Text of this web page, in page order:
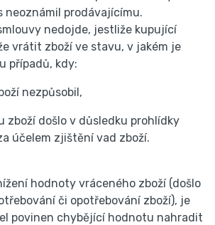
neoznámil prodávajícímu.
nedojde, jestliže kupující
vrátit zboží ve stavu, v jakém je
případů, kdy:
nezpůsobil,
zboží došlo v důsledku prohlídky
účelem zjištění vad zboží.
hodnoty vráceného zboží (došlo
či opotřebování zboží), je
povinen chybějící hodnotu nahradit